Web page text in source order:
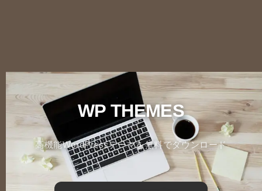
WP THEMES
高機能WordPressテーマを無料でダウンロード